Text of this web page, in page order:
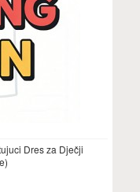
Dres za Dječji